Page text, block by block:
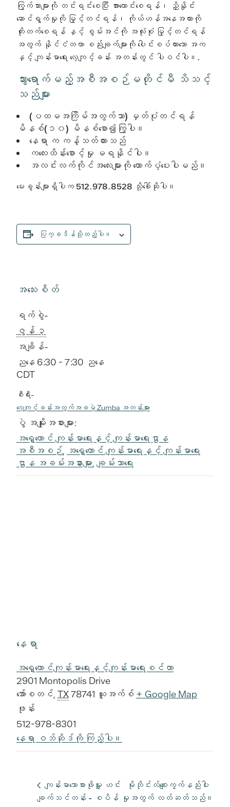
ကြွက်သားများကို တင်းရင်းစေပြီး အားကောင်းစေရန်၊ ညှိနှိုင်း
ဆောင်ရွက်မှုကို မြှင့်တင်ရန်၊ ကိုယ်ဟန်အနေအထားကို
တိုးတက်စေရန် နှင့် စွမ်းအင်ကို အလုံးစုံ မြှင့်တင်ရန်
အတွက် နိုင်ငံတကာ စည်းချက်များကို ပေါင်းစပ်ထားသော အက
နှင့် ကျန်းမာရေး လေ့ကျင့်ခန်း အတန်းတွင် ပါဝင်ပါ။.
သွားရောက်မည့်အစီအစဉ်မတိုင်မီ သိသင့်
သည်များ
(ပထမအကြိမ်အတွက်သာ) မှတ်ပုံတင်ရန်
မိနစ်(၁၀) မိနစ်စော၍ကြွပါ။
နေရာ က ကန့်သတ်ထားသည်
ကလေးထိန်းစောင့်မှု မရနိုင်ပါ။
အလင်းလက်ကိုင်အလေးများကို ထောက်ပံ့ပေးပါမည်။
မေးခွန်းများရှိပါက 512.978.8528 သို့ခေါ်ဆိုပါ။
ပြက္ခဒိန်သို့ထည့်ပါ။
အသေးစိတ်
ရက်စွဲ-
ဇွန် ၃
အချိန်-
ညနေ 6:30 - 7:30 ညနေ
CDT
စီးရီး-
လေ့ကျင့်ခန်းအတွက်အခမဲ့ Zumba အတန်းများ
ပွဲ အမျိုးအစားများ:
အရှေ့တောင် ကျန်းမာရေးနှင့် ကျန်းမာရေးဌာန
အစီအစဉ်, အရှေ့တောင် ကျန်းမာရေးနှင့် ကျန်းမာရေး
ဌာန အခမ်းအနားများ, ချမ်းသာရေး
နေရာ
အရှေ့တောင်ကျန်းမာရေးနှင့်ကျန်းမာရေးစင်တာ
2901 Montopolis Drive
အော်စတင်, TX78741 ယူအက်စ် + Google Map
ဖုန်း
512-978-8301
နေရာ ဝဘ်ဆိုဒ်ကို ကြည့်ပါ။
ကျန်းမာသောစားဖိုမှူး ဟင်း
ချက်သင်တန်း - စပိန်
မိုဘိုင်းလ်စျေးကွက်နည်းပါး
မှုအတွက် လတ်ဆတ်သည်။